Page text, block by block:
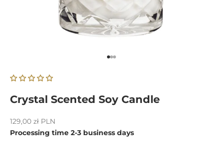
Go to item 1
Go to item 2
Go to item 3
Crystal Scented Soy Candle
Sale price
129,00 zł PLN
Processing time 2-3 business days